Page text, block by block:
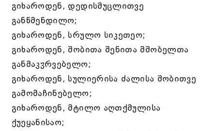
გიხაროდენ, დედისმუცლითვე
განწმენდილო;
გიხაროდენ, სრულო სიკეთეო;
გიხაროდენ, შობითა შენითა მშობელთა
განმაკჳრვებელო;
გიხაროდენ, სულიერისა ძალისა შობითვე
გამომაჩინებელო;
გიხაროდენ, მტილო აღთქმულისა
ქუეყანისაო;